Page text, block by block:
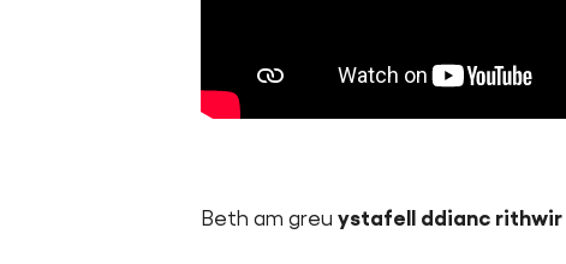
Beth am greu ystafell ddianc rithwir